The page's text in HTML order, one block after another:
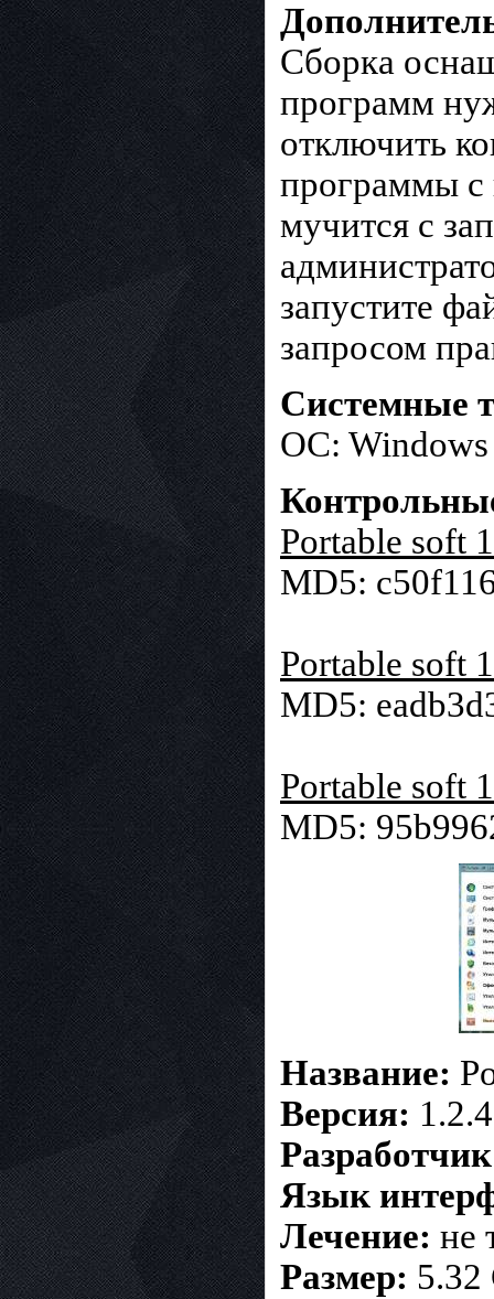
Сборка
программ
отключить
программы с
мучится с
запустите
запросом
Системные
OC:
Portable soft
MD5:
Portable soft
MD5:
Portable soft
MD5:
Название:
Версия:
Р
Язык
Лечение: не
Размер: 5.32